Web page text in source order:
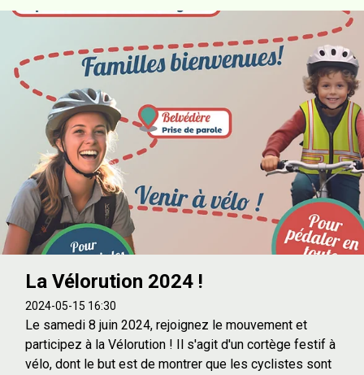
La Vélorution 2024 !
2024-05-15 16:30
Le samedi 8 juin 2024, rejoignez le mouvement et
participez à la Vélorution ! Il s'agit d'un cortège festif à
vélo, dont le but est de montrer que les cyclistes sont